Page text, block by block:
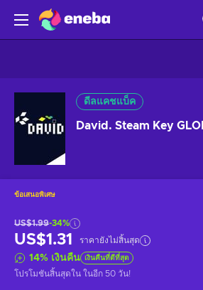
ดีลแคชแบ็ค
David. Steam Key
ข้อเสนอพิเศษ
US$1.99-34%
US$1.31 ราคายังไม่สิ้นสุด
14% เงินคืน เงินคืนที่ดีที่สุด
โปรโมชันสิ้นสุดใน ในอีก 50 วัน!